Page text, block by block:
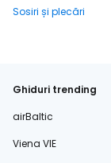
Sosiri și plecări
Ghiduri trending
airBaltic
Viena VIE